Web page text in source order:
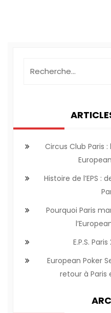
Circus Club Paris
Histoire de l’EPS :
Pourquoi Paris
E.P.S.
European Poker
retour à Paris